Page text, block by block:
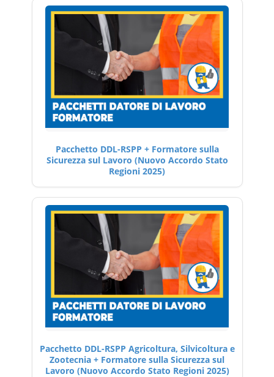
Pacchetto DDL-RSPP + Formatore sulla
Sicurezza sul Lavoro (Nuovo Accordo Stato
Regioni 2025)
Pacchetto DDL-RSPP Agricoltura, Silvicoltura e
Zootecnia + Formatore sulla Sicurezza sul
Lavoro (Nuovo Accordo Stato Regioni 2025)